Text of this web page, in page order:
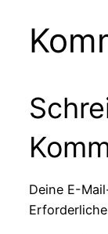
Deine E-